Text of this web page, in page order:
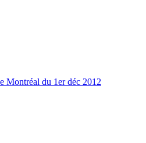
Montréal du 1er déc 2012